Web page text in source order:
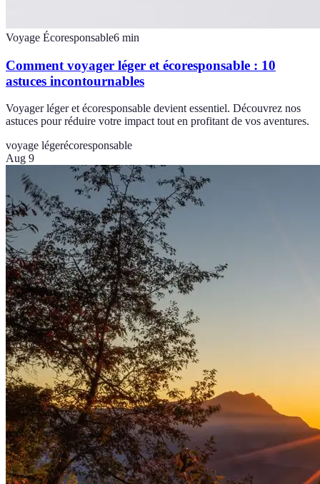
Voyage Écoresponsable6 min
Comment voyager léger et écoresponsable : 10
astuces incontournables
Voyager léger et écoresponsable devient essentiel. Découvrez nos
astuces pour réduire votre impact tout en profitant de vos aventures.
voyage légerécoresponsable
Aug 9